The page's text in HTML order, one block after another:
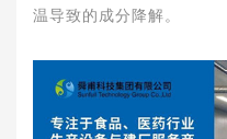
温导致的成分降解。